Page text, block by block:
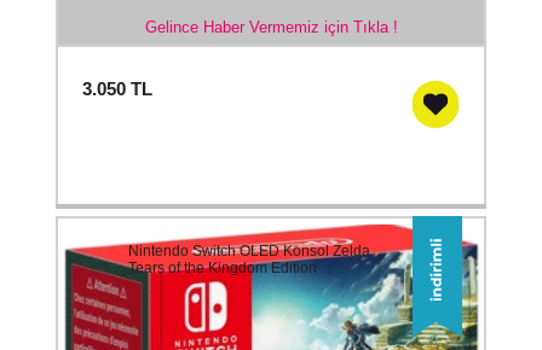
Gelince Haber Vermemiz için Tıkla !
3.050 TL
Nintendo Switch OLED Konsol Zelda
Tears of the Kingdom Edition